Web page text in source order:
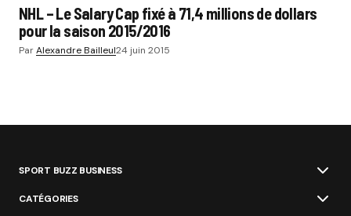
NHL – Le Salary Cap fixé à 71,4 millions de dollars
pour la saison 2015/2016
ParAlexandre Bailleul24 juin 2015
SPORT BUZZ BUSINESS
CATÉGORIES